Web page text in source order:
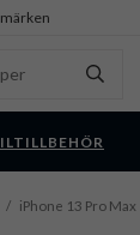
/ iPhone 13 Pro Max